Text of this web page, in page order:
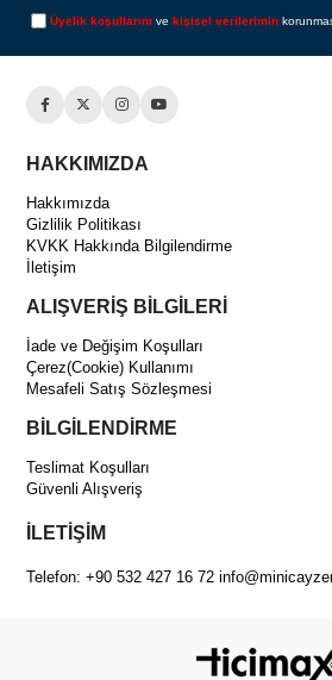
Üyelik koşullarını vekişisel verilerimin
HAKKIMIZDA
Hakkımızda
Gizlilik Politikası
KVKK Hakkında Bilgilendirme
İletişim
ALIŞVERİŞ BİLGİLERİ
İade ve Değişim Koşulları
Çerez(Cookie) Kullanımı
Mesafeli Satış Sözleşmesi
BİLGİLENDİRME
Teslimat Koşulları
Güvenli Alışveriş
İLETİŞİM
Telefon: +90 532 427 16 72